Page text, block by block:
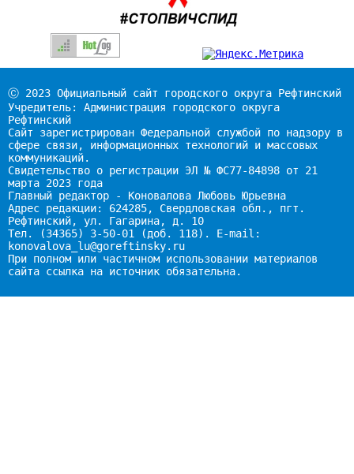
Ⓒ 2023 Официальный сайт городского округа Рефтинский
Учредитель: Администрация городского округа
Рефтинский
Сайт зарегистрирован Федеральной службой по надзору в
сфере связи, информационных технологий и массовых
коммуникаций.
Свидетельство о регистрации ЭЛ № ФС77-84898 от 21
марта 2023 года
Главный редактор - Коновалова Любовь Юрьевна
Адрес редакции: 624285, Свердловская обл., пгт.
Рефтинский, ул. Гагарина, д. 10
Тел. (34365) 3-50-01 (доб. 118). E-mail:
konovalova_lu@goreftinsky.ru
При полном или частичном использовании материалов
сайта ссылка на источник обязательна.